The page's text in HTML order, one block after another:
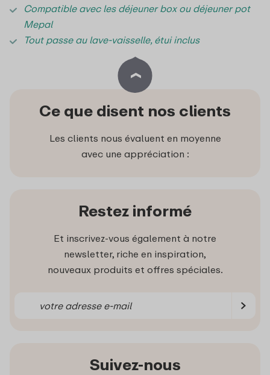
Compatible avec les déjeuner box ou déjeuner pot
Mepal
Tout passe au lave‑vaisselle, étui inclus
Ce que disent nos clients
Les clients nous évaluent en moyenne
avec une appréciation :
Restez informé
Et inscrivez-vous également à notre
newsletter, riche en inspiration,
nouveaux produits et offres spéciales.
Suivez-nous